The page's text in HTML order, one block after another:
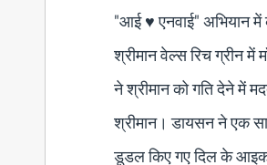
"आई ♥ एनवाई" अभियान में
श्रीमान वेल्स रिच ग्रीन में
ने श्रीमान को गति देने में
श्रीमान। डायसन ने एक
डूडल किए गए दिल के